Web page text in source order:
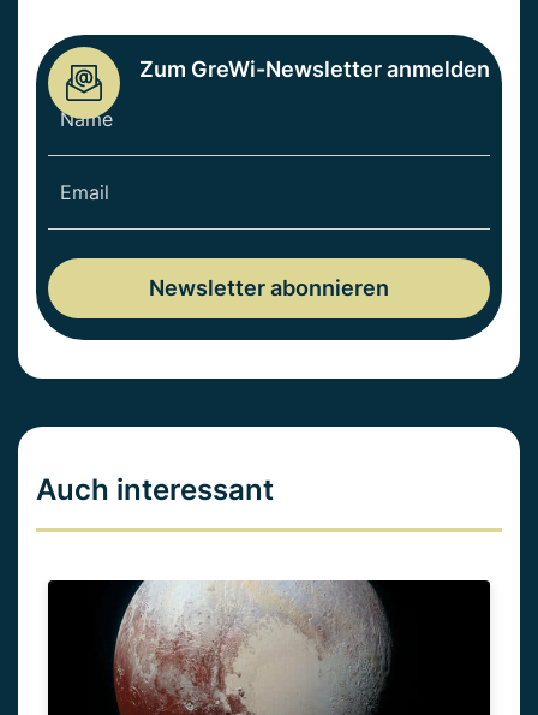
Zum GreWi-Newsletter anmelden
Auch interessant